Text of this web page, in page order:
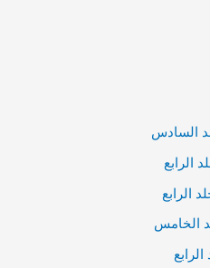
السادس
الرابع
الرابع
الخامس